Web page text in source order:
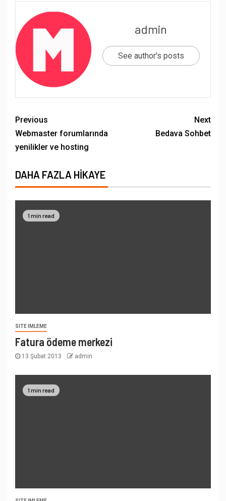
admin
See author's posts
Previous
Webmaster forumlarında
yenilikler ve hosting
Next
Bedava Sohbet
DAHA FAZLA HIKAYE
1 min read
SITE IMLEME
Fatura ödeme merkezi
13 Şubat 2013 admin
1 min read